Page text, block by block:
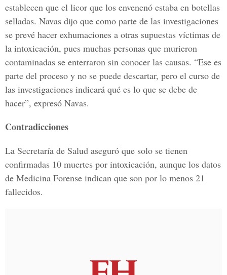
establecen que el licor que los envenenó estaba en botellas
selladas. Navas dijo que como parte de las investigaciones
se prevé hacer exhumaciones a otras supuestas víctimas de
la intoxicación, pues muchas personas que murieron
contaminadas se enterraron sin conocer las causas. “Ese es
parte del proceso y no se puede descartar, pero el curso de
las investigaciones indicará qué es lo que se debe de
hacer”, expresó Navas.
Contradicciones
La Secretaría de Salud aseguró que solo se tienen
confirmadas 10 muertes por intoxicación, aunque los datos
de Medicina Forense indican que son por lo menos 21
fallecidos.